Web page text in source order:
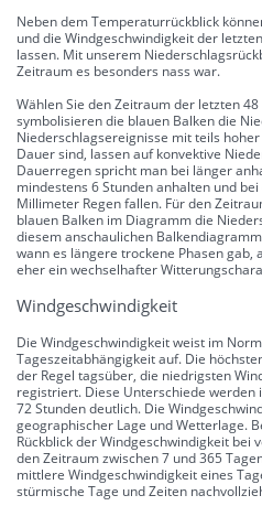
Neben dem Temperaturrückblick
und die Windgeschwindigkeit der
lassen. Mit unserem
Zeitraum es besonders nass war.
Wählen Sie den Zeitraum der letzten 48
symbolisieren die blauen Balken die
Niederschlagsereignisse mit teils
Dauer sind, lassen auf konvektive
Dauerregen spricht man bei länger
mindestens 6 Stunden anhalten und
Millimeter Regen fallen. Für den
blauen Balken im Diagramm die
diesem anschaulichen
wann es längere trockene Phasen
eher ein wechselhafter
Windgeschwindigkeit
Die Windgeschwindigkeit weist im
Tageszeitabhängigkeit auf. Die
der Regel tagsüber, die niedrigsten
registriert. Diese Unterschiede
72 Stunden deutlich. Die
geographischer Lage und Wetterlage.
Rückblick der Windgeschwindigkeit bei
den Zeitraum zwischen 7 und 365
mittlere Windgeschwindigkeit eines
stürmische Tage und Zeiten